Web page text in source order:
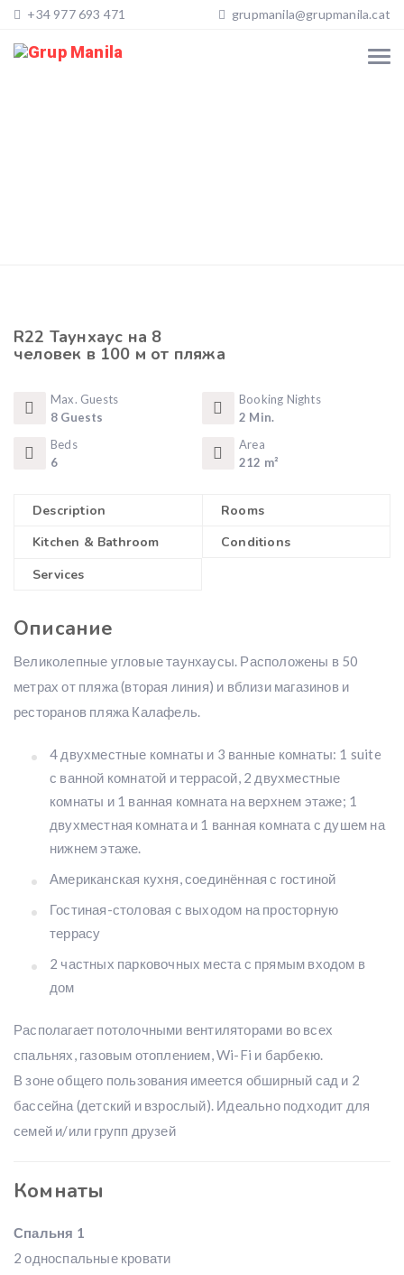
+34 977 693 471 grupmanila@grupmanila.cat
R22 Таунхаус на 8
человек в 100 м от пляжа
Max. Guests
8 Guests
Booking Nights
2 Min.
Beds
6
Area
212 m²
Description
Rooms
Kitchen & Bathroom
Conditions
Services
Описание
Великолепные угловые таунхаусы. Расположены в 50
метрах от пляжа (вторая линия) и вблизи магазинов и
ресторанов пляжа Калафель.
4 двухместные комнаты и 3 ванные комнаты: 1 suite
с ванной комнатой и террасой, 2 двухместные
комнаты и 1 ванная комната на верхнем этаже; 1
двухместная комната и 1 ванная комната с душем на
нижнем этаже.
Американская кухня, соединённая с гостиной
Гостиная-столовая с выходом на просторную
террасу
2 частных парковочных места с прямым входом в
дом
Располагает потолочными вентиляторами во всех
спальнях, газовым отоплением, Wi-Fi и барбекю.
В зоне общего пользования имеется обширный сад и 2
бассейна (детский и взрослый). Идеально подходит для
семей и/или групп друзей
Комнаты
Спальня 1
2 односпальные кровати